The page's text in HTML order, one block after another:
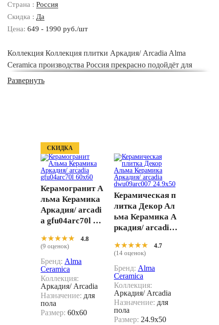
Страна : Россия
Скидка : Да
Цена: 649 - 1990 руб./шт
Коллекция Коллекция плитки Аркадия/ Arcadia Alma
Ceramica производства Россия прекрасно подойдёт для
ванной, для кухни. Элементы коллекции имеют размеры
Нахимовский проспект д.32 или позвонив по телефонам 8
(800) 333-46-24,+7 (495) 565-31-21.
Развернуть
СКИДКА
Керамогранит А
льма Керамика
Аркадия/ arcadi
a gfu04arc70l 60
★★★★★
★★★★★
4.8
(9 оценок)
Бренд: Alma
Ceramica
Коллекция:
Аркадия/ Arcadia
Назначение: для
пола
Размер: 60x60
Керамическая п
литка Декор Ал
ьма Керамика А
ркадия/ arcadia
9x50
★★★★★
★★★★★
4.7
(14 оценок)
Бренд: Alma
Ceramica
Коллекция:
Аркадия/ Arcadia
Назначение: для
пола
Размер: 24.9x50